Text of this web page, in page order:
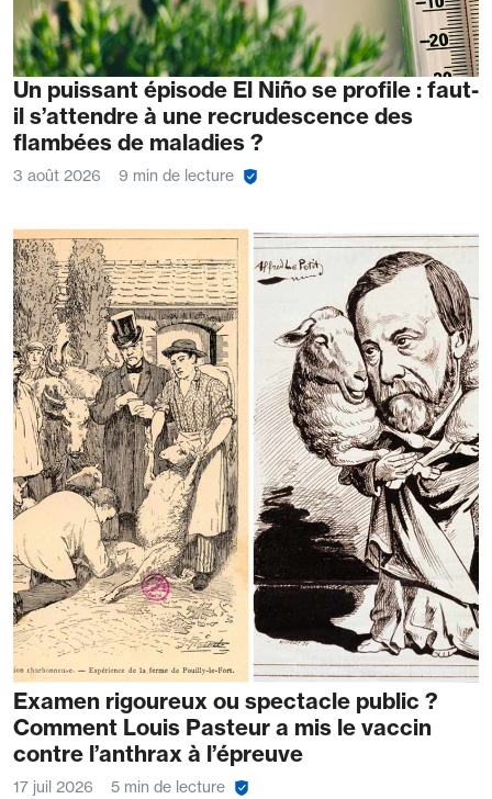
Un puissant épisode El Niño se profile : faut-
il s’attendre à une recrudescence des
flambées de maladies ?
3 août 2026 9 min de lecture
Examen rigoureux ou spectacle public ?
Comment Louis Pasteur a mis le vaccin
contre l’anthrax à l’épreuve
17 juil 2026 5 min de lecture